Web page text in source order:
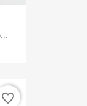
favorite_border